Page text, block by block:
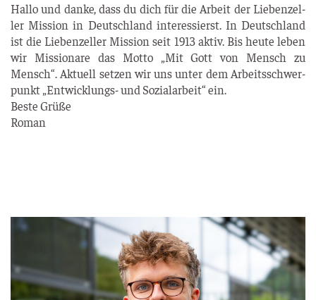
Hal­lo und dan­ke, dass du dich für die Arbeit der Lie­ben­zel­
ler Mis­si­on in Deutsch­land inter­es­sierst. In Deutsch­land
ist die Lie­ben­zel­ler Mis­si­on seit 1913 aktiv. Bis heu­te leben
wir Mis­sio­na­re das Mot­to „Mit Gott von Mensch zu
Mensch“. Aktu­ell set­zen wir uns unter dem Arbeits­schwer­
punkt „Ent­wick­lungs- und Sozi­al­ar­beit“ ein.
Bes­te Grü­ße
Roman